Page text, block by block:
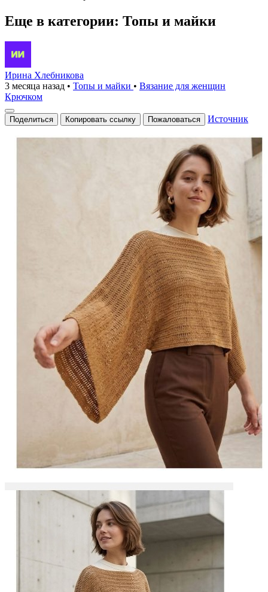
Еще в категории: Топы и майки
Ирина Хлебникова
3 месяца назад • Топы и майки • Вязание для женщин
Крючком
Поделиться Копировать ссылку Пожаловаться Источник